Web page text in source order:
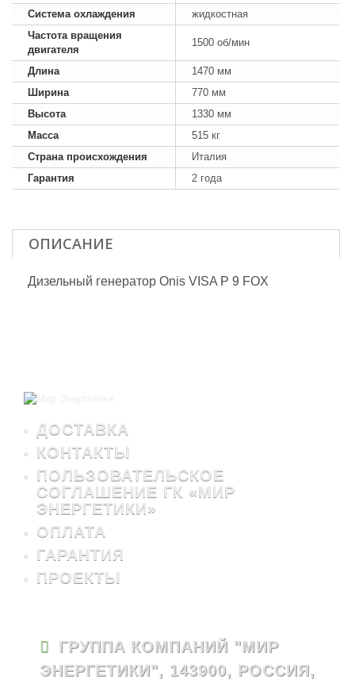
Система охлаждения
жидкостная
Частота вращения
двигателя
1500 об/мин
Длина
1470 мм
Ширина
770 мм
Высота
1330 мм
Масса
515 кг
Страна происхождения
Италия
Гарантия
2 года
ОПИСАНИЕ
Дизельный генератор Onis VISA P 9 FOX
ДОСТАВКА
КОНТАКТЫ
ПОЛЬЗОВАТЕЛЬСКОЕ
СОГЛАШЕНИЕ ГК «МИР
ЭНЕРГЕТИКИ»
ОПЛАТА
ГАРАНТИЯ
ПРОЕКТЫ
ГРУППА КОМПАНИЙ "МИР
ЭНЕРГЕТИКИ", 143900, РОССИЯ,